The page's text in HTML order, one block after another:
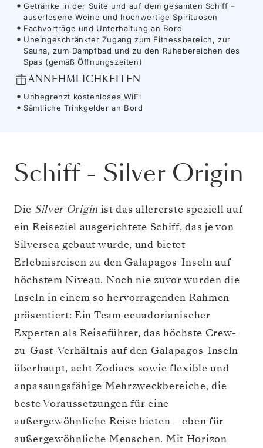
Getränke in der Suite und auf dem gesamten Schiff –
auserlesene Weine und hochwertige Spirituosen
Fachvorträge und Unterhaltung an Bord
Uneingeschränkter Zugang zum Fitnessbereich, zur
Sauna, zum Dampfbad und zu den Ruhebereichen des
Spas (gemäß Öffnungszeiten)
ANNEHMLICHKEITEN
Unbegrenzt kostenloses WiFi
Sämtliche Trinkgelder an Bord
Schiff- Silver Origin
Die Silver Origin ist das allererste speziell auf
ein Reiseziel ausgerichtete Schiff, das je von
Silversea gebaut wurde, und bietet
Erlebnisreisen zu den Galapagos-Inseln auf
höchstem Niveau. Noch nie zuvor wurden die
Inseln in einem so hervorragenden Rahmen
präsentiert: Ein Team ecuadorianischer
Experten als Reiseführer, das höchste Crew-
zu-Gast-Verhältnis auf den Galapagos-Inseln
überhaupt, acht Zodiacs sowie flexible und
anpassungsfähige Mehrzweckbereiche, die
beste Voraussetzungen für eine
außergewöhnliche Reise bieten – eben für
außergewöhnliche Menschen. Mit Horizon